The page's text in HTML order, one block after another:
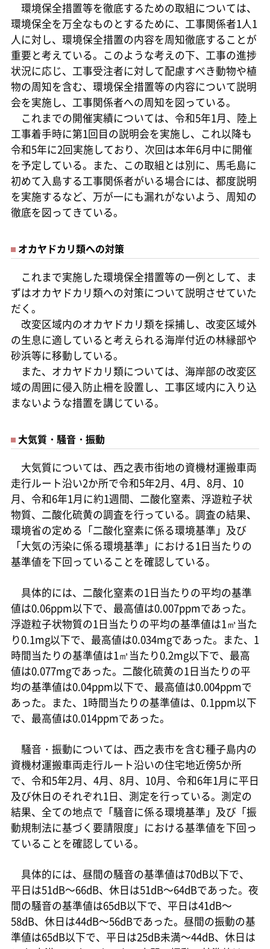
環境保全措置等を徹底するための取組については、
環境保全を万全なものとするために、工事関係者1人1
人に対し、環境保全措置の内容を周知徹底することが
重要と考えている。このような考えの下、工事の進捗
状況に応じ、工事受注者に対して配慮すべき動物や植
物の周知を含む、環境保全措置等の内容について説明
会を実施し、工事関係者への周知を図っている。
これまでの開催実績については、令和5年1月、陸上
工事着手時に第1回目の説明会を実施し、これ以降も
令和5年に2回実施しており、次回は本年6月中に開催
を予定している。また、この取組とは別に、馬毛島に
初めて入島する工事関係者がいる場合には、都度説明
を実施するなど、万が一にも漏れがないよう、周知の
徹底を図ってきている。
オカヤドカリ類への対策
これまで実施した環境保全措置等の一例として、ま
ずはオカヤドカリ類への対策について説明させていた
だく。
改変区域内のオカヤドカリ類を採捕し、改変区域外
の生息に適していると考えられる海岸付近の林縁部や
砂浜等に移動している。
また、オカヤドカリ類については、海岸部の改変区
域の周囲に侵入防止柵を設置し、工事区域内に入り込
まないような措置を講じている。
大気質・騒音・振動
大気質については、西之表市街地の資機材運搬車両
走行ルート沿い2か所で令和5年2月、4月、8月、10
月、令和6年1月に約1週間、二酸化窒素、浮遊粒子状
物質、二酸化硫黄の調査を行っている。調査の結果、
環境省の定める「二酸化窒素に係る環境基準」及び
「大気の汚染に係る環境基準」における1日当たりの
基準値を下回っていることを確認している。
具体的には、二酸化窒素の1日当たりの平均の基準
値は0.06ppm以下で、最高値は0.007ppmであった。
浮遊粒子状物質の1日当たりの平均の基準値は1㎥当た
り0.1mg以下で、最高値は0.034mgであった。また、1
時間当たりの基準値は1㎥当たり0.2mg以下で、最高
値は0.077mgであった。二酸化硫黄の1日当たりの平
均の基準値は0.04ppm以下で、最高値は0.004ppmで
あった。また、1時間当たりの基準値は、0.1ppm以下
で、最高値は0.014ppmであった。
騒音・振動については、西之表市を含む種子島内の
資機材運搬車両走行ルート沿いの住宅地近傍5か所
で、令和5年2月、4月、8月、10月、令和6年1月に平日
及び休日のそれぞれ1日、測定を行っている。測定の
結果、全ての地点で「騒音に係る環境基準」及び「振
動規制法に基づく要請限度」における基準値を下回っ
ていることを確認している。
具体的には、昼間の騒音の基準値は70dB以下で、
平日は51dB～66dB、休日は51dB～64dBであった。夜
間の騒音の基準値は65dB以下で、平日は41dB～
58dB、休日は44dB～56dBであった。昼間の振動の基
準値は65dB以下で、平日は25dB未満～44dB、休日は